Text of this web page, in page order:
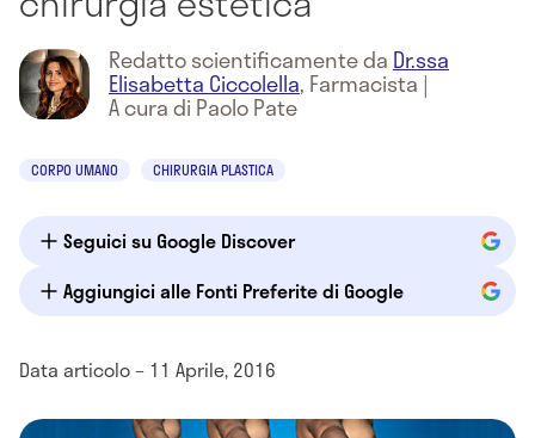
Redatto scientificamente da Dr.ssa
Elisabetta Ciccolella, Farmacista |
A cura di Paolo Pate
CORPO UMANO CHIRURGIA PLASTICA
Seguici su Google Discover
Aggiungici alle Fonti Preferite di Google
Data articolo – 11 Aprile, 2016